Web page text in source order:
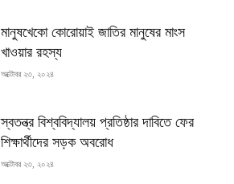
মানুষখেকো কোরোয়াই জাতির মানুষের মাংস
খাওয়ার রহস্য
অক্টোবর ২৩, ২০২৪
স্বতন্ত্র বিশ্ববিদ্যালয় প্রতিষ্ঠার দাবিতে ফের
শিক্ষার্থীদের সড়ক অবরোধ
অক্টোবর ২৩, ২০২৪